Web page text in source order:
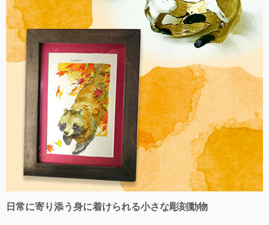
日常に寄り添う身に着けられる小さな彫刻動物